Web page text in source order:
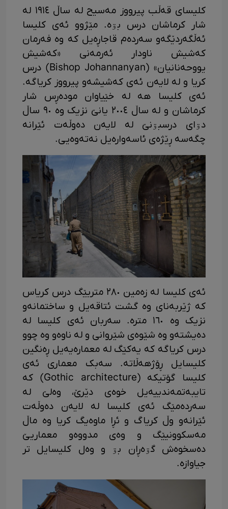
کلیسای قەڵب پیرووز مەسیح لە ساڵ ١٩١٤ لە
شار کرماشان درس بۊە. مێژوو ئەی کلیسا
ئەڵگەردێگەو سەردەم قاجاڕەیل کە وە فەرمان
کەشیش ناودار ئەرمەنی «کەشیش
یووحەنانیان» (Bishop Johannanyan) درس
کریا و لە لایەن ئەی کەشیشەو پیرووز کریاگە.
ئەی کلیسا هە لە خێیاوان مودەڕس شار
کرماشان و لە ساڵ ٢٠٠٤ یانێ نزیک وە ٩٠ ساڵ
دۊای درسبۊنێ لە لایەن دەوڵەت ئێرانە
چگەسە ڕێژەی ئاسەوارەیل نەتەوەیی.
ئەی کلیسا لە زەمین ٢٨٠ متریێگ درس کریاس
کە ژێربەنای وە گشت ئتاقەیل و ساختمانەو
نزیک وە ١٦٠ مترە. سەربان ئەی کلیسا لە
دەیشتەو وە شێوەی شێروانی و لە ناوەو وە چوو
درس کریاگە کە یەکێگ لە معمارەیەیل ڕەنگین
کلیسایل ڕۆژهەڵاتە. سەبک معماری ئەی
کلیسا گۆتیکە (Gothic architecture) کە
تایبەتمەندییەیل خوەی دێرێ، وەلێ لە
سەردەمێگ ئەی کلیسا لە لایەن دەوڵەت
ئێرانەو وڵ کریاگ و ئڕا ماوەیگ کریا وە ماڵ
مەسکوونیێگ و وەی مدووەو معماریێ
دەسخوەش گۊەڕان بۊ و وەل کلیسایل تر
جیاوازە.